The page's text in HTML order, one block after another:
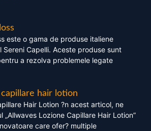
este o gama de produse italiene
Capelli. Aceste produse sunt
a rezolva problemele legate
hair lotion
Hair Lotion ?n acest articol, ne
„Allwaves Lozione Capillare Hair Lotion”
care ofer? multiple